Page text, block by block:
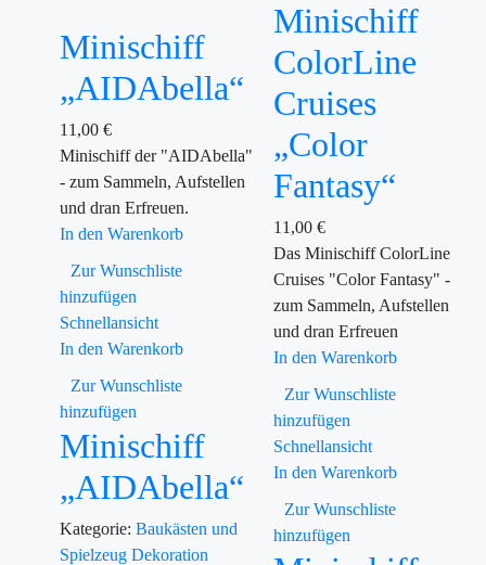
Minischiff
„AIDAbella“
11,00 €
Minischiff der "AIDAbella"
- zum Sammeln, Aufstellen
und dran Erfreuen.
In den Warenkorb
Zur Wunschliste
hinzufügen
Schnellansicht
In den Warenkorb
Zur Wunschliste
hinzufügen
Minischiff
„AIDAbella“
Kategorie: Baukästen und
Spielzeug Dekoration
Minischiff
ColorLine
Cruises
„Color
Fantasy“
11,00 €
Das Minischiff ColorLine
Cruises "Color Fantasy" -
zum Sammeln, Aufstellen
und dran Erfreuen
In den Warenkorb
Zur Wunschliste
hinzufügen
Schnellansicht
In den Warenkorb
Zur Wunschliste
hinzufügen